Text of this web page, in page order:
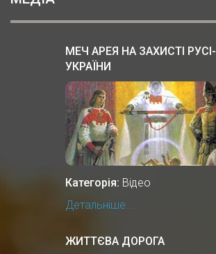
МЕЧ АРЕЯ НА ЗАХИСТІ РУСІ-
УКРАЇНИ
Категорія: Відео
Детальніше...
ЖИТТЄВА ДОРОГА